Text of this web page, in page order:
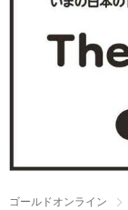
ゴールドオンライン